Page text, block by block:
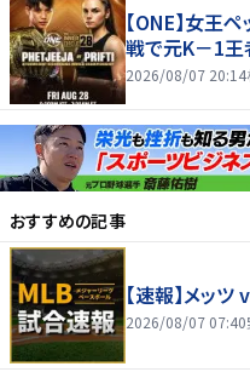
【ONE】女王
戦で元K－1王
2026/08/07 20:14
おすすめの記事
【速報】メッ
2026/08/07 07:40